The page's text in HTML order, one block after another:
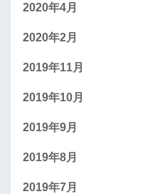
2020年4月
2020年2月
2019年11月
2019年10月
2019年9月
2019年8月
2019年7月